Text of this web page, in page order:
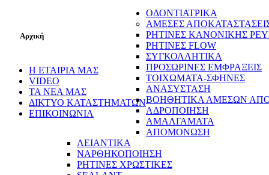
Αρχική
Η ΕΤΑΙΡΙΑ ΜΑΣ
VIDEO
ΤΑ ΝΕΑ ΜΑΣ
ΔΙΚΤΥΟ ΚΑΤΑΣΤΗΜΑΤΩΝ
ΕΠΙΚΟΙΝΩΝΙΑ
ΟΔΟΝΤΙΑΤΡΙΚΑ
ΑΜΕΣΕΣ
ΡΗΤΙΝΕΣ ΚΑΝΟΝΙΚΗΣ
ΡΗΤΙΝΕΣ FLOW
ΣΥΓΚΟΛΛΗΤΙΚΑ
ΠΡΟΣΩΡΙΝΕΣ ΕΜΦΡΑΞΕΙΣ
ΤΟΙΧΩΜΑΤΑ-ΣΦΗΝΕΣ
ΑΝΑΣΥΣΤΑΣΗ
ΒΟΗΘΗΤΙΚΑ ΑΜΕΣΩΝ
ΑΔΡΟΠΟΙΗΣΗ
ΑΜΑΛΓΑΜΑΤΑ
ΑΠΟΜΟΝΩΣΗ
ΛΕΙΑΝΤΙΚΑ
ΝΑΡΘΗΚΟΠΟΙΗΣΗ
ΡΗΤΙΝΕΣ ΧΡΩΣΤΙΚΕΣ